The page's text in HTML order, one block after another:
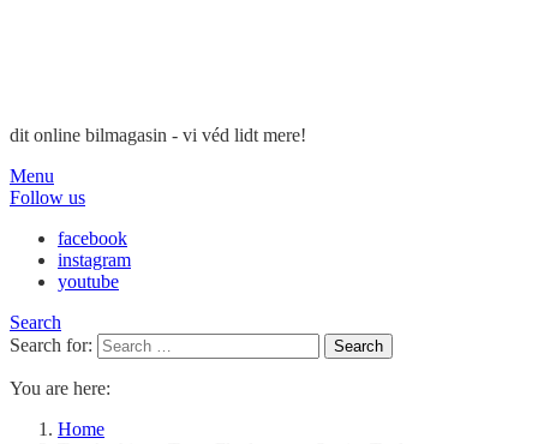
dit online bilmagasin - vi véd lidt mere!
Menu
Follow us
facebook
instagram
youtube
Search
Search for:
Search
You are here:
Home